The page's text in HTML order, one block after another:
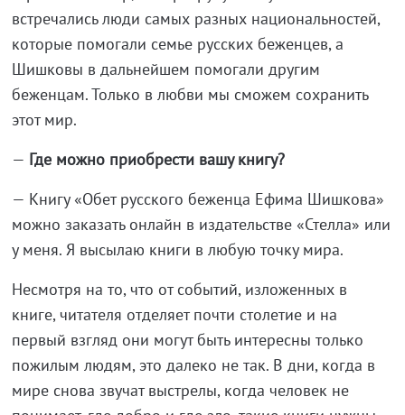
встречались люди самых разных национальностей,
которые помогали семье русских беженцев, а
Шишковы в дальнейшем помогали другим
беженцам. Только в любви мы сможем сохранить
этот мир.
— Где можно приобрести вашу книгу?
— Книгу «Обет русского беженца Ефима Шишкова»
можно заказать онлайн в издательстве «Стелла» или
у меня. Я высылаю книги в любую точку мира.
Несмотря на то, что от событий, изложенных в
книге, читателя отделяет почти столетие и на
первый взгляд они могут быть интересны только
пожилым людям, это далеко не так. В дни, когда в
мире снова звучат выстрелы, когда человек не